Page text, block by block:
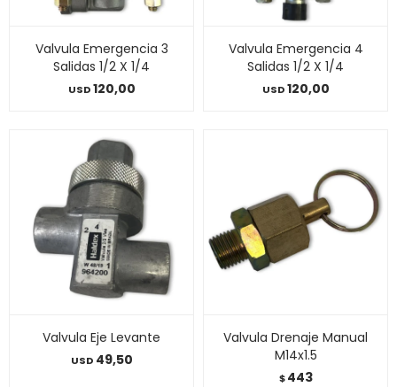
Valvula Emergencia 3
Salidas 1/2 X 1/4
USD120,00
Valvula Emergencia 4
Salidas 1/2 X 1/4
USD120,00
Valvula Eje Levante
USD 49,50
Valvula Drenaje Manual
M14x1.5
$ 443